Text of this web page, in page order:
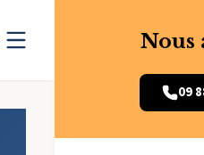
Nous
09